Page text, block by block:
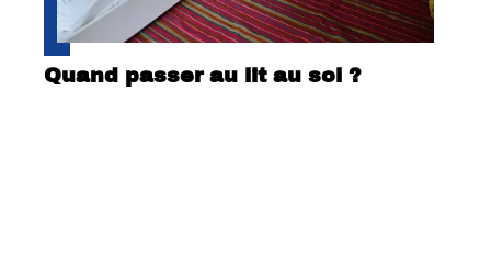
Quand passer au lit au sol ?